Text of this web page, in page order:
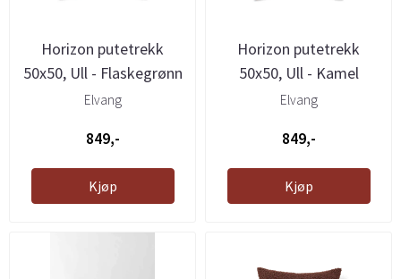
Horizon putetrekk
50x50, Ull - Flaskegrønn
Elvang
849,-
Kjøp
Horizon putetrekk
50x50, Ull - Kamel
Elvang
849,-
Kjøp